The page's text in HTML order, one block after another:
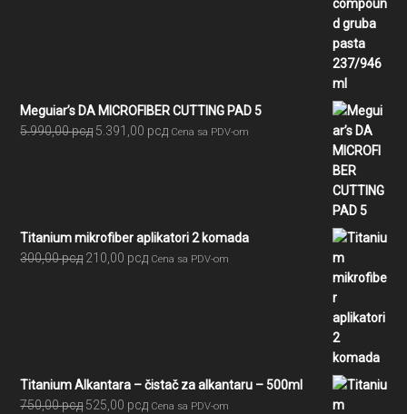
Meguiar’s DA MICROFIBER CUTTING PAD 5
5.990,00рсд Originalna
5.391,00 рсдTrenutna
Cena sa PDV-om
Titanium mikrofiber aplikatori 2 komada
300,00рсд Originalna
210,00 рсдTrenutna
Cena sa PDV-om
Titanium Alkantara – čistač za alkantaru – 500ml
750,00рсд Originalna
525,00 рсдTrenutna
Cena sa PDV-om